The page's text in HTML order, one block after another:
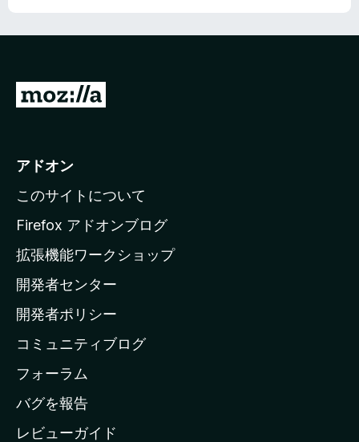
M
i
l
a
ホ
ー
ム
ー
ジ
へ
アドオン
このサイトについて
Firefox アドオンブログ
拡張機能ワークショップ
開発者センター
開発者ポリシー
コミュニティブログ
フォーラム
バグを報告
レビューガイド